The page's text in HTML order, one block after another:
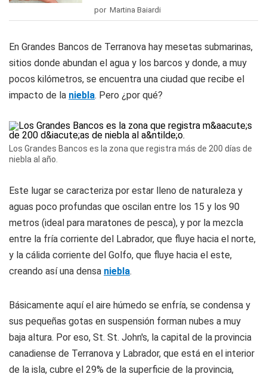
por Martina Baiardi
En Grandes Bancos de Terranova hay mesetas submarinas,
sitios donde abundan el agua y los barcos y donde, a muy
pocos kilómetros, se encuentra una ciudad que recibe el
impacto de la niebla. Pero ¿por qué?
Los Grandes Bancos es la zona que registra más de 200 días de
niebla al año.
Este lugar se caracteriza por estar lleno de naturaleza y
aguas poco profundas que oscilan entre los 15 y los 90
metros (ideal para maratones de pesca), y por la mezcla
entre la fría corriente del Labrador, que fluye hacia el norte,
y la cálida corriente del Golfo, que fluye hacia el este,
creando así una densa niebla.
Básicamente aquí el aire húmedo se enfría, se condensa y
sus pequeñas gotas en suspensión forman nubes a muy
baja altura. Por eso, St. St. John's, la capital de la provincia
canadiense de Terranova y Labrador, que está en el interior
de la isla, cubre el 29% de la superficie de la provincia,